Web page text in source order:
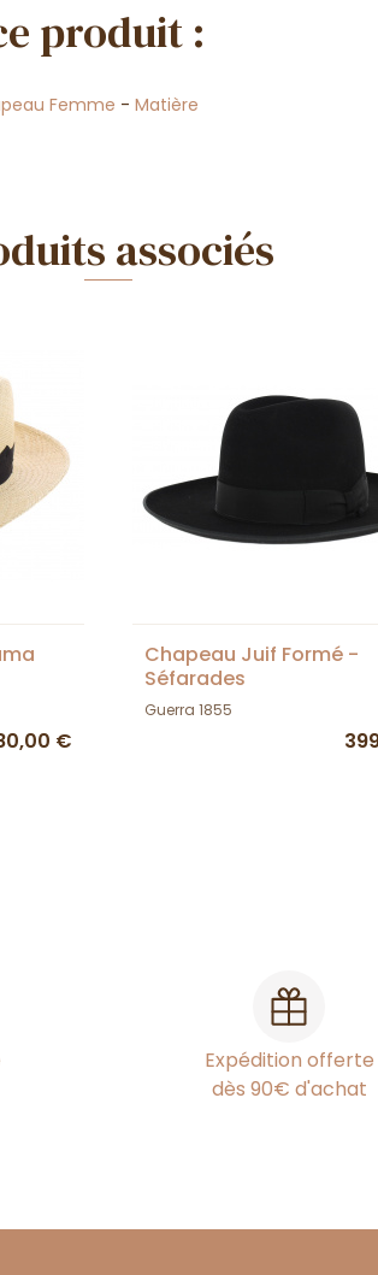
produit :
Femme - Matière
associés
€
Chapeau Juif Formé -
Séfarades
Guerra 1855
Expédition offerte
dès 90€ d'achat